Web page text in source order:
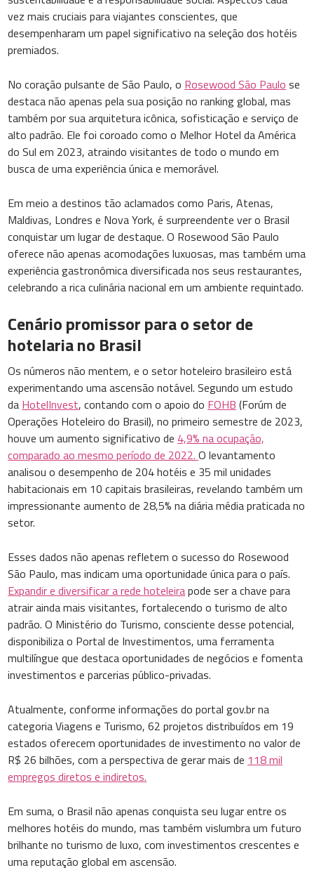
vez mais cruciais para viajantes conscientes, que
desempenharam um papel significativo na seleção dos hotéis
premiados.
No coração pulsante de São Paulo, o Rosewood São Paulo se
destaca não apenas pela sua posição no ranking global, mas
também por sua arquitetura icônica, sofisticação e serviço de
alto padrão. Ele foi coroado como o Melhor Hotel da América
do Sul em 2023, atraindo visitantes de todo o mundo em
busca de uma experiência única e memorável.
Em meio a destinos tão aclamados como Paris, Atenas,
Maldivas, Londres e Nova York, é surpreendente ver o Brasil
conquistar um lugar de destaque. O Rosewood São Paulo
oferece não apenas acomodações luxuosas, mas também uma
experiência gastronômica diversificada nos seus restaurantes,
celebrando a rica culinária nacional em um ambiente requintado.
Cenário promissor para o setor de
hotelaria no Brasil
Os números não mentem, e o setor hoteleiro brasileiro está
experimentando uma ascensão notável. Segundo um estudo
da HotelInvest, contando com o apoio do FOHB (Forúm de
Operações Hoteleiro do Brasil), no primeiro semestre de 2023,
houve um aumento significativo de 4,9% na ocupação,
comparado ao mesmo período de 2022.O levantamento
analisou o desempenho de 204 hotéis e 35 mil unidades
habitacionais em 10 capitais brasileiras, revelando também um
impressionante aumento de 28,5% na diária média praticada no
setor.
Esses dados não apenas refletem o sucesso do Rosewood
São Paulo, mas indicam uma oportunidade única para o país.
Expandir e diversificar a rede hoteleirapode ser a chave para
atrair ainda mais visitantes, fortalecendo o turismo de alto
padrão. O Ministério do Turismo, consciente desse potencial,
disponibiliza o Portal de Investimentos, uma ferramenta
multilíngue que destaca oportunidades de negócios e fomenta
investimentos e parcerias público-privadas.
Atualmente, conforme informações do portal gov.br na
categoria Viagens e Turismo, 62 projetos distribuídos em 19
estados oferecem oportunidades de investimento no valor de
R$ 26 bilhões, com a perspectiva de gerar mais de 118 mil
empregos diretos e indiretos.
Em suma, o Brasil não apenas conquista seu lugar entre os
melhores hotéis do mundo, mas também vislumbra um futuro
brilhante no turismo de luxo, com investimentos crescentes e
uma reputação global em ascensão.